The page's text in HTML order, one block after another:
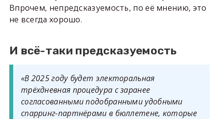
Впрочем, непредсказуемость, по её мнению, это
не всегда хорошо.
И всё-таки предсказуемость
«В 2025 году будет электоральная
трёхдневная процедура с заранее
согласованными подобранными удобными
спарринг-партнёрами в бюллетене, которые